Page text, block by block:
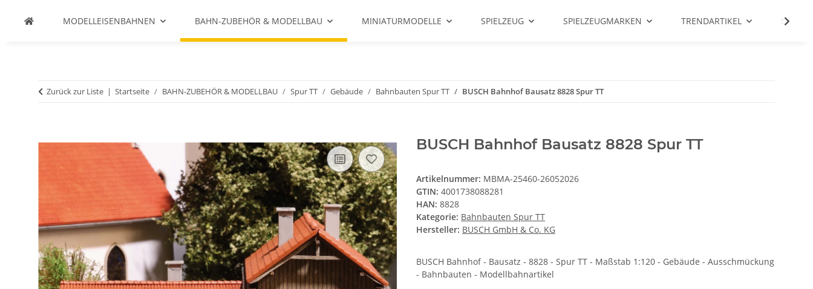
MODELLEISENBAHNEN BAHN-ZUBEHÖR & MODELLBAU MINIATURMODELLE SPIELZEUG SPIELZEUGMARKEN TRENDARTIKEL SALE %
Zurück zur Liste Startseite BAHN-ZUBEHÖR & MODELLBAU Spur TT Gebäude Bahnbauten Spur TT BUSCH Bahnhof Bausatz 8828 Spur TT
BUSCH Bahnhof Bausatz 8828 Spur TT
Artikelnummer: MBMA-25460-26052026
GTIN: 4001738088281
HAN: 8828
Kategorie: Bahnbauten Spur TT
Hersteller: BUSCH GmbH & Co. KG
BUSCH Bahnhof - Bausatz - 8828 - Spur TT - Maßstab 1:120 - Gebäude - Ausschmückung
- Bahnbauten - Modellbahnartikel